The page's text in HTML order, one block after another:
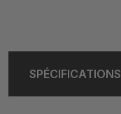
SPÉCIFICATIONS